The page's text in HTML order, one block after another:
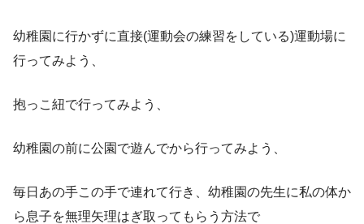
幼稚園に行かずに直接(運動会の練習をしている)運動場に
行ってみよう、
抱っこ紐で行ってみよう、
幼稚園の前に公園で遊んでから行ってみよう、
毎日あの手この手で連れて行き、幼稚園の先生に私の体か
ら息子を無理矢理はぎ取ってもらう方法で